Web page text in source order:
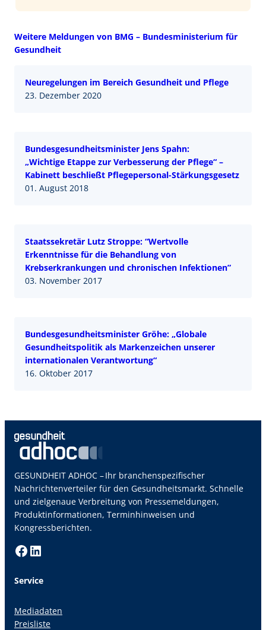
Weitere Meldungen von BMG – Bundesministerium für
Gesundheit
Neuregelungen im Bereich Gesundheit und Pflege
23. Dezember 2020
Bundesgesundheitsminister Jens Spahn:
„Wichtige Etappe zur Verbesserung der Pflege“ –
Kabinett beschließt Pflegepersonal-Stärkungsgesetz
01. August 2018
Staatssekretär Lutz Stroppe: “Wertvolle
Erkenntnisse für die Behandlung von
Krebserkrankungen und chronischen Infektionen”
03. November 2017
Bundesgesundheitsminister Gröhe: „Globale
Gesundheitspolitik als Markenzeichen unserer
internationalen Verantwortung“
16. Oktober 2017
GESUNDHEIT ADHOC – Ihr branchenspezifischer
Nachrichtenverteiler für den Gesundheitsmarkt. Schnelle
und zielgenaue Verbreitung von Pressemeldungen,
Produktinformationen, Terminhinweisen und
Kongressberichten.
Facebook LinkedIn
Service
Mediadaten
Preisliste